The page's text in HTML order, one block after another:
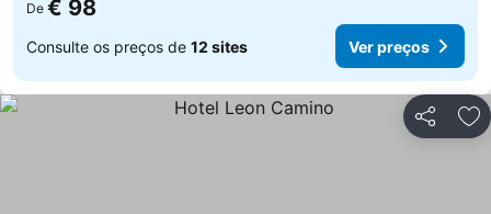
De € 98
Consulte os preços de 12 sites Ver preços
Partilhar